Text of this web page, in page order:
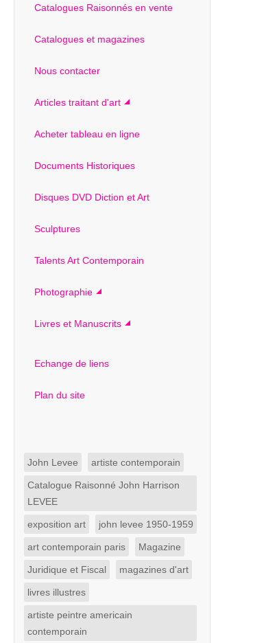
Catalogues Raisonnés en vente
Catalogues et magazines
Nous contacter
Articles traitant d'art
Acheter tableau en ligne
Documents Historiques
Disques DVD Diction et Art
Sculptures
Talents Art Contemporain
Photographie
Livres et Manuscrits
Echange de liens
Plan du site
John Levee artiste contemporain
Catalogue Raisonné John Harrison
LEVEE
exposition art john levee 1950-1959
art contemporain paris Magazine
Juridique et Fiscal magazines d'art
livres illustres
artiste peintre americain
contemporain